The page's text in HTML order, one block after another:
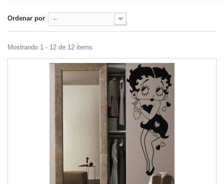
Ordenar por --
Mostrando 1 - 12 de 12 items